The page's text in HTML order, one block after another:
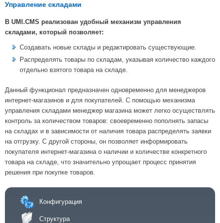
Управление складами
В UMI.CMS реализован удобный механизм управления
складами, который позволяет:
Создавать новые склады и редактировать существующие.
Распределять товары по складам, указывая количество каждого
отдельно взятого товара на складе.
Данный функционал предназначен одновременно для менеджеров
интернет-магазинов и для покупателей. С помощью механизма
управления складами менеджер магазина может легко осуществлять
контроль за количеством товаров: своевременно пополнять запасы
на складах и в зависимости от наличия товара распределять заявки
на отгрузку. С другой стороны, он позволяет информировать
покупателя интернет-магазина о наличии и количестве конкретного
товара на складе, что значительно упрощает процесс принятия
решения при покупке товаров.
Конфигурация
Структура